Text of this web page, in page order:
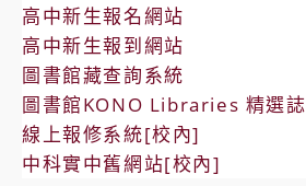
高中新生報名網站
高中新生報到網站
圖書館藏查詢系統
圖書館KONO Libraries 精選誌
線上報修系統[校內]
中科實中舊網站[校內]